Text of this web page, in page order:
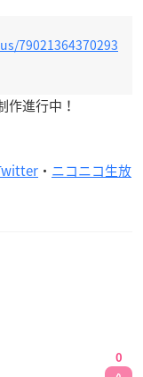
79021364370293
作進行中！
・ ニコニコ生放
0